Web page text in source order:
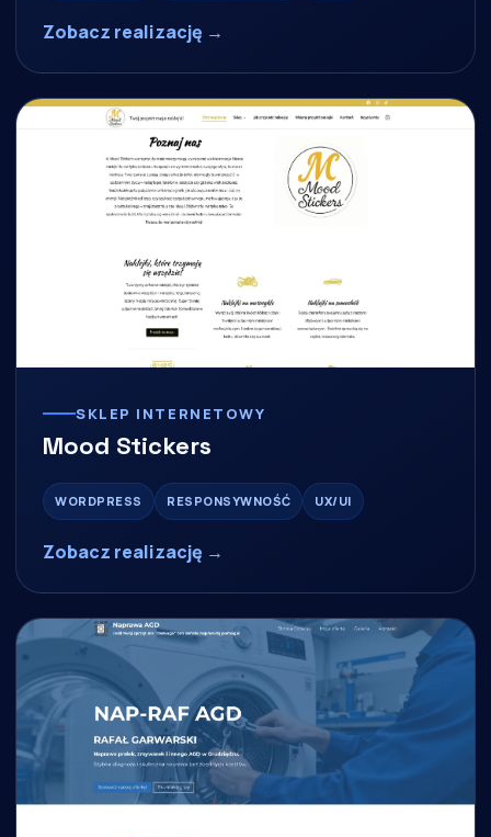
Zobacz realizację →
SKLEP INTERNETOWY
Mood Stickers
WORDPRESS RESPONSYWNOŚĆ UX/UI
Zobacz realizację →